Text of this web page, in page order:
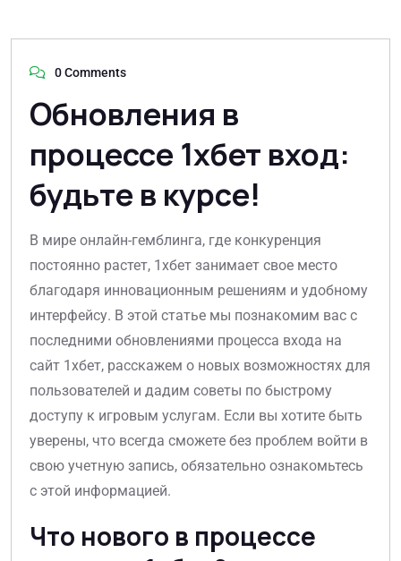
0 Comments
Обновления в
процессе 1хбет вход:
будьте в курсе!
В мире онлайн-гемблинга, где конкуренция
постоянно растет, 1хбет занимает свое место
благодаря инновационным решениям и удобному
интерфейсу. В этой статье мы познакомим вас с
последними обновлениями процесса входа на
сайт 1хбет, расскажем о новых возможностях для
пользователей и дадим советы по быстрому
доступу к игровым услугам. Если вы хотите быть
уверены, что всегда сможете без проблем войти в
свою учетную запись, обязательно ознакомьтесь
с этой информацией.
Что нового в процессе